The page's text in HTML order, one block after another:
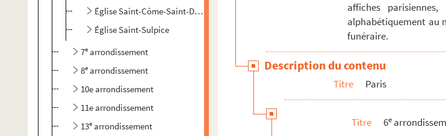
Église Saint-Côme-Saint-Damien
Église Saint-Sulpice
7e arrondissement
8e arrondissement
10e arrondissement
11e arrondissement
13e arrondissement
affiches
alphabétiquement au
funéraire.
Description du contenu
Titre Paris
Titre 6e